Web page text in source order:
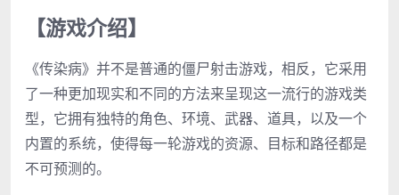
【游戏介绍】
《传染病》并不是普通的僵尸射击游戏，相反，它采用
了一种更加现实和不同的方法来呈现这一流行的游戏类
型，它拥有独特的角色、环境、武器、道具，以及一个
内置的系统，使得每一轮游戏的资源、目标和路径都是
不可预测的。